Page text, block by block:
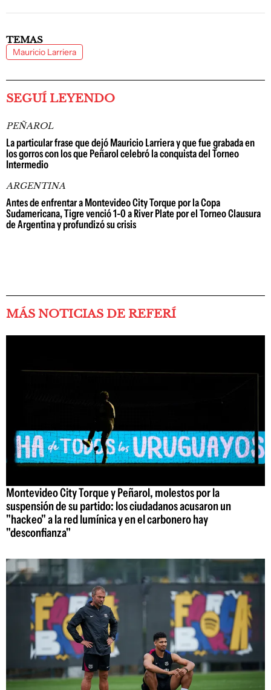
TEMAS
Mauricio Larriera
SEGUÍ LEYENDO
PEÑAROL
La particular frase que dejó Mauricio Larriera y que fue grabada en
los gorros con los que Peñarol celebró la conquista del Torneo
Intermedio
ARGENTINA
Antes de enfrentar a Montevideo City Torque por la Copa
Sudamericana, Tigre venció 1-0 a River Plate por el Torneo Clausura
de Argentina y profundizó su crisis
MÁS NOTICIAS DE REFERÍ
Montevideo City Torque y Peñarol, molestos por la
suspensión de su partido: los ciudadanos acusaron un
"hackeo" a la red lumínica y en el carbonero hay
"desconfianza"